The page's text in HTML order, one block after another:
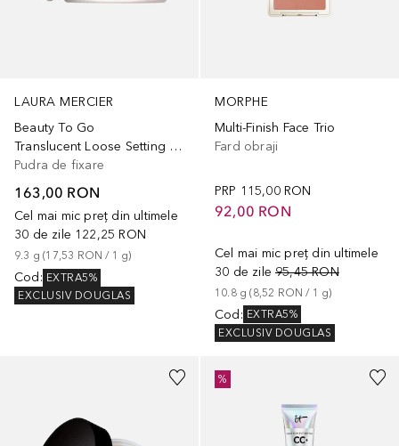
LAURA MERCIER
Beauty To Go
Translucent Loose Setting Powder Travel Size
Pudra de fixare
163,00 RON
Cel mai mic preț din ultimele
30 de zile 122,25 RON
9.3 g (17,53 RON / 1 g)
Cod : EXTRA5%
EXCLUSIV DOUGLAS
MORPHE
Multi-Finish Face Trio
Fard obraji
PRP 115,00 RON
92,00 RON
Cel mai mic preț din ultimele
30 de zile 95,45 RON
10.8 g (8,52 RON / 1 g)
Cod : EXTRA5%
EXCLUSIV DOUGLAS
%
+11